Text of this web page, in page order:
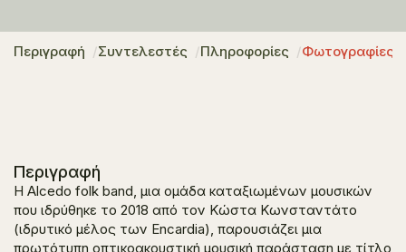
Περιγραφή Συντελεστές Πληροφορίες Φωτογραφίες
Περιγραφή
Η Alcedo folk band, μια ομάδα καταξιωμένων μουσικών
που ιδρύθηκε το 2018 από τον Κώστα Κωνσταντάτο
(ιδρυτικό μέλος των Εncardia), παρουσιάζει μια
πρωτότυπη οπτικοακουστική μουσική παράσταση με τίτλο